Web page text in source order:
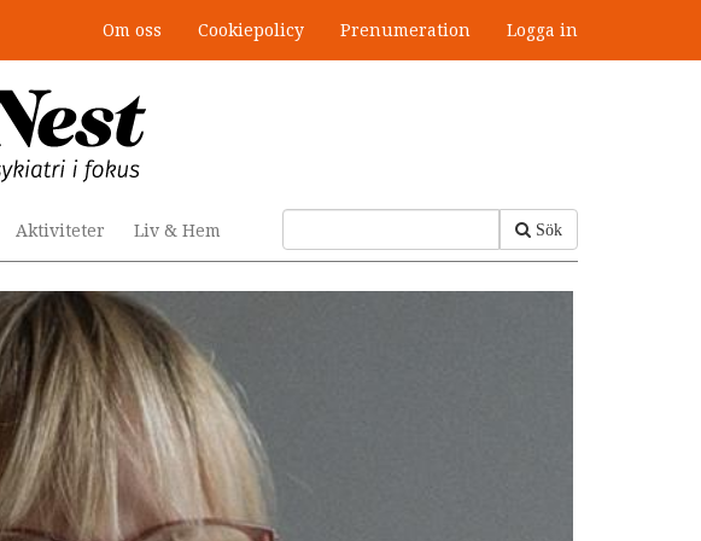
Om oss Cookiepolicy Prenumeration Logga in
Sök
Aktiviteter Liv & Hem